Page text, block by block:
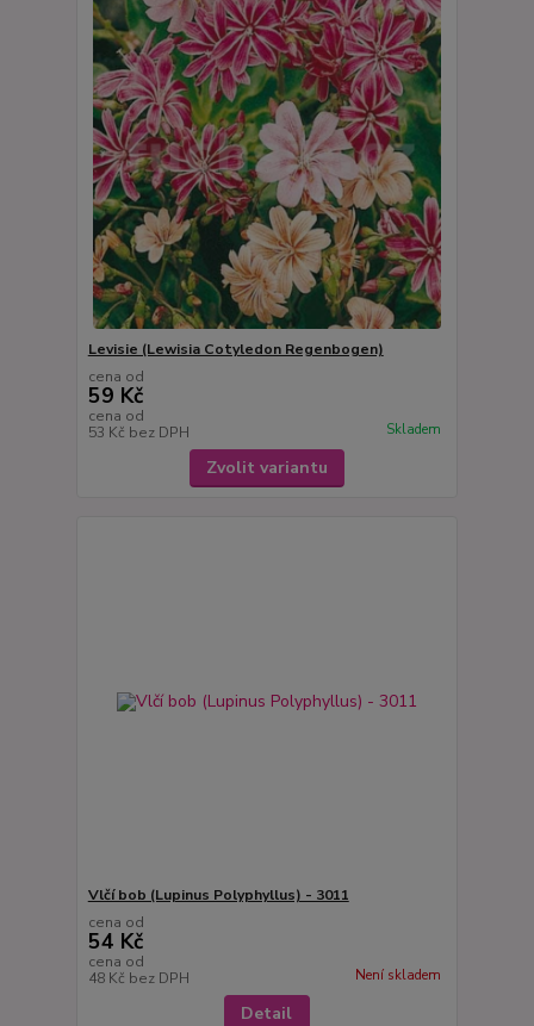
Levisie (Lewisia Cotyledon Regenbogen)
cena od
59 Kč
cena od
53 Kč bez DPH Skladem
Zvolit variantu
Vlčí bob (Lupinus Polyphyllus) - 3011
cena od
54 Kč
cena od
48 Kč bez DPH Není skladem
Detail